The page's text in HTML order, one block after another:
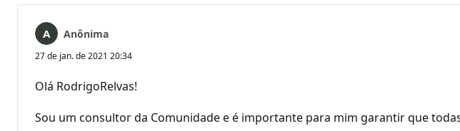
Anônima
27 de jan. de 2021 20:34
Olá RodrigoRelvas!
Sou um consultor da Comunidade e é importante para mim garantir que